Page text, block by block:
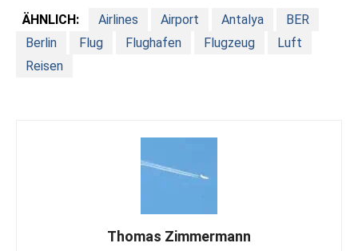
ÄHNLICH: Airlines Airport Antalya
BER
Berlin
Flug Flughafen Flugzeug
Luft
Reisen
Thomas Zimmermann